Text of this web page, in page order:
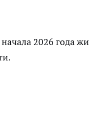
2026 года